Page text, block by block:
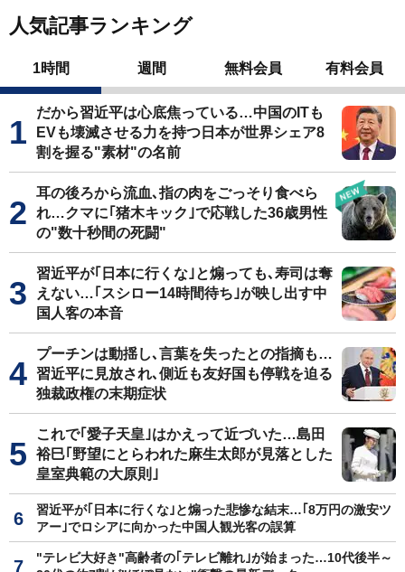
人気記事ランキング
1時間 週間 無料会員 有料会員
だから習近平は心底焦っている…中国のITも
EVも壊滅させる力を持つ日本が世界シェア8
割を握る"素材"の名前
耳の後ろから流血､指の肉をごっそり食べら
れ…クマに｢猪木キック｣で応戦した36歳男性
の"数十秒間の死闘"
習近平が｢日本に行くな｣と煽っても､寿司は奪
えない…｢スシロー14時間待ち｣が映し出す中
国人客の本音
プーチンは動揺し､言葉を失ったとの指摘も…
習近平に見放され､側近も友好国も停戦を迫る
独裁政権の末期症状
これで｢愛子天皇｣はかえって近づいた…島田
裕巳｢野望にとらわれた麻生太郎が見落とした
皇室典範の大原則｣
習近平が｢日本に行くな｣と煽った悲惨な結末…｢8万円の激安ツ
アー｣でロシアに向かった中国人観光客の誤算
"テレビ大好き"高齢者の｢テレビ離れ｣が始まった…10代後半～